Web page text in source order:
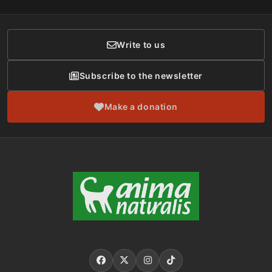
Donor Care
Write to us
Subscribe to the newsletter
Make a donation